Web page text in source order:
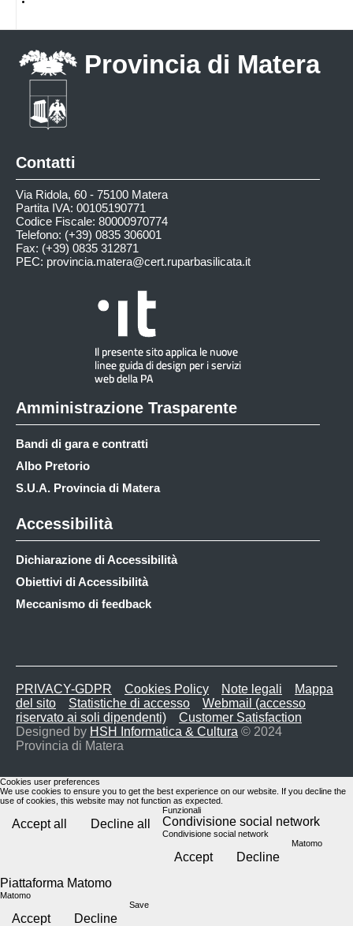
Provincia di Matera
Contatti
Via Ridola, 60 - 75100 Matera
Partita IVA: 00105190771
Codice Fiscale: 80000970774
Telefono: (+39) 0835 306001
Fax: (+39) 0835 312871
PEC: provincia.matera@cert.ruparbasilicata.it
Amministrazione Trasparente
Bandi di gara e contratti
Albo Pretorio
S.U.A. Provincia di Matera
Accessibilità
Dichiarazione di Accessibilità
Obiettivi di Accessibilità
Meccanismo di feedback
PRIVACY-GDPR Cookies Policy Note legali
Mappa
del sito
Statistiche di accesso
Webmail (accesso
riservato ai soli dipendenti)
Customer Satisfaction
Designed by HSH Informatica & Cultura © 2024
Provincia di Matera
Cookies user preferences
We use cookies to ensure you to get the best experience on our website. If you decline the
use of cookies, this website may not function as expected.
Accept all Decline all
Funzionali
Condivisione social network
Condivisione social network
Accept Decline
Matomo
Piattaforma Matomo
Matomo
Accept Decline
Save